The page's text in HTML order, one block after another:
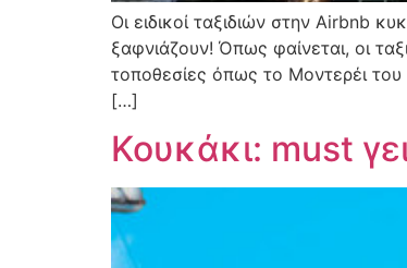
Οι ειδικοί ταξιδιών στην Airbnb
ξαφνιάζουν! Όπως φαίνεται, οι
τοποθεσίες όπως το Μοντερέι
[…]
Κουκάκι: must